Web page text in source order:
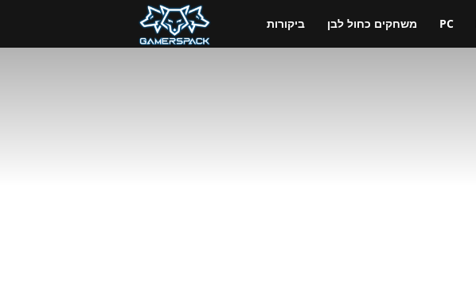
ביקורות משחקים כחול לבן PC